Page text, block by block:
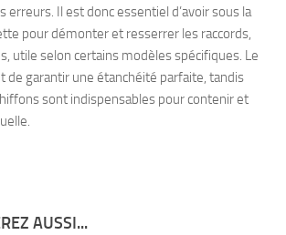
erreurs. Il est donc essentiel d’avoir sous la
pour démonter et resserrer les raccords,
utile selon certains modèles spécifiques. Le
de garantir une étanchéité parfaite, tandis
sont indispensables pour contenir et
AUSSI...